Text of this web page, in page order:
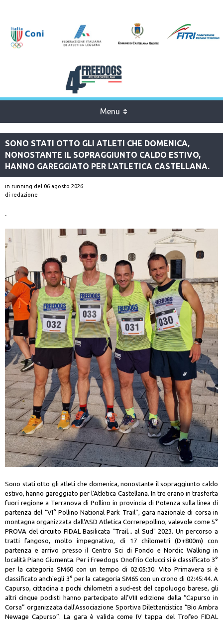
Menu
SONO STATI OTTO GLI ATLETI CHE DOMENICA,
NONOSTANTE IL SOPRAGGIUNTO CALDO ESTIVO,
HANNO GAREGGIATO PER L'ATLETICA CASTELLANA.
in running del 06 agosto 2026
di redazione
.
Sono stati otto gli atleti che domenica, nonostante il sopraggiunto caldo
estivo, hanno gareggiato per l'Atletica Castellana. In tre erano in trasferta
fuori regione a Terranova di Pollino in provincia di Potenza sulla linea di
partenza del “VI° Pollino National Park Trail”, gara nazionale di corsa in
montagna organizzata dall'ASD Atletica Correrepollino, valevole come 5°
PROVA del circuito FIDAL Basilicata "Trail... al Sud" 2023. Un percorso a
tratti fangoso, molto impegnativo, di 17 chilometri (D+800m) con
partenza e arrivo presso il Centro Sci di Fondo e Nordic Walking in
località Piano Giumenta. Per i Freedogs Onofrio Colucci si è classificato 3°
per la categoria SM60 con un tempo di 02:05:30. Vito Primavera si è
classificato anch'egli 3° per la categoria SM65 con un crono di 02:45:44. A
Capurso, cittadina a pochi chilometri a sud-est del capoluogo barese, gli
altri cinque podisti hanno partecipato all'VIII edizione della “Capurso in
Corsa” organizzata dall'Associazione Sportiva Dilettantistica “Bio Ambra
Newage Capurso”. La gara è valida come IV tappa del Trofeo FIDAL